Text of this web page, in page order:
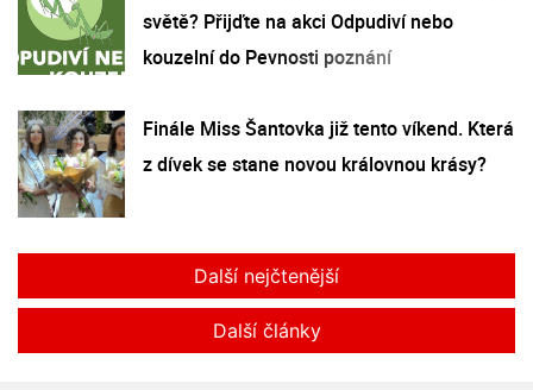
světě? Přijďte na akci Odpudiví nebo
kouzelní do Pevnosti poznání
Finále Miss Šantovka již tento víkend. Která
z dívek se stane novou královnou krásy?
Další nejčtenější
Další články